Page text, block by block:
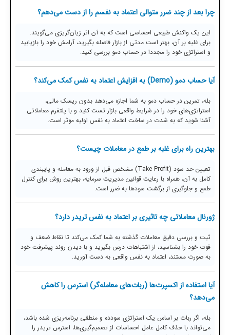
چرا بعد از چند ضرر متوالی اعتماد به نفسم را از دست می‌دهم؟
این یک واکنش طبیعی احساسی است که به آن اثر زیان‌گریزی می‌گویند.
برای غلبه بر آن، بهتر است مدتی از بازار فاصله بگیرید، آرامش خود را بازیابید
و استراتژی خود را مجددا در حساب دمو بررسی کنید.
آیا حساب دمو (Demo) به افزایش اعتماد به نفس کمک می‌کند؟
بله، تمرین در حساب دمو به شما اجازه می‌دهد بدون ریسک مالی،
استراتژی‌های خود را در شرایط واقعی بازار تست کنید و با پلتفرم معاملاتی
آشنا شوید که به شدت در ساخت اعتماد به نفس اولیه موثر است.
بهترین راه برای غلبه بر طمع در معاملات چیست؟
تعیین حد سود (Take Profit) مشخص قبل از ورود به معامله و پایبندی
کامل به آن، همراه با رعایت قوانین مدیریت سرمایه، بهترین روش برای کنترل
طمع و جلوگیری از برگشت سودها به ضرر است.
ژورنال معاملاتی چه تاثیری بر اعتماد به نفس تریدر دارد؟
ثبت و بررسی دقیق معاملات گذشته به شما کمک می‌کند تا نقاط ضعف و
قوت خود را بشناسید، از اشتباهات درس بگیرید و با دیدن روند پیشرفت خود
به صورت مستند، اعتماد به نفس واقعی به دست آورید.
آیا استفاده از اکسپرت‌ها (ربات‌های معامله‌گر) استرس را کاهش
می‌دهد؟
بله، اگر ربات بر اساس یک استراتژی سودده و منطقی برنامه‌ریزی شده باشد،
می‌تواند با حذف کامل عامل احساسات از تصمیم‌گیری‌ها، استرس تریدر را